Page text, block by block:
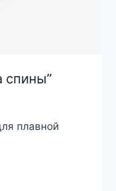
спины”
плавной